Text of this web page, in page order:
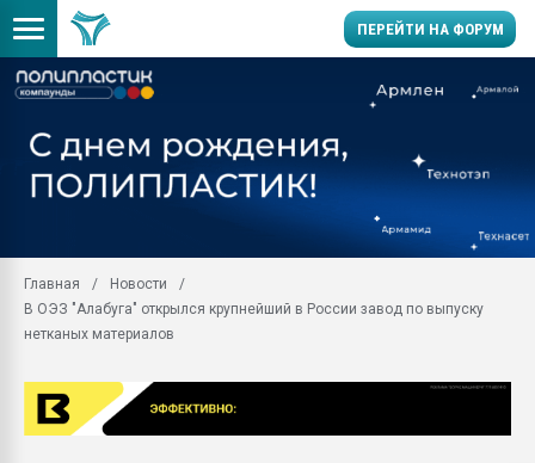
ПЕРЕЙТИ НА ФОРУМ
Вакуум-формовочные
28.07.2026
Всё, что касается
Главная
Новости
В ОЭЗ "Алабуга" открылся крупнейший в России завод по выпуску
нетканых материалов